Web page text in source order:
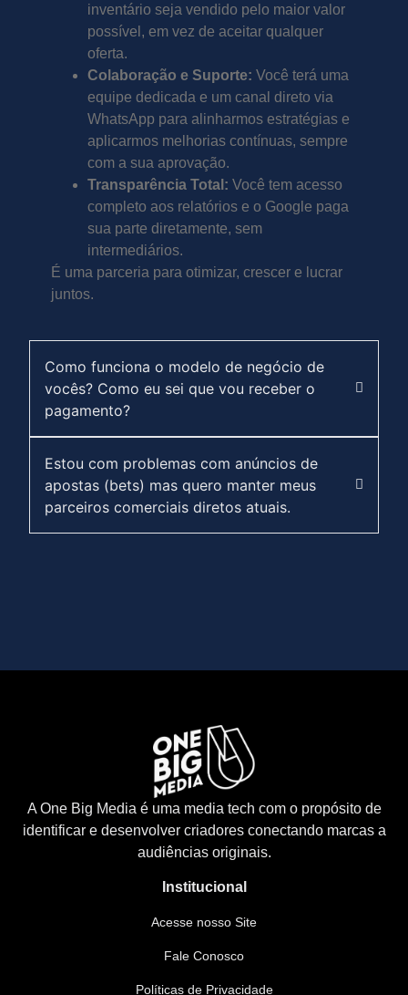
inventário seja vendido pelo maior valor
possível, em vez de aceitar qualquer
oferta.
Colaboração e Suporte: Você terá uma
equipe dedicada e um canal direto via
WhatsApp para alinharmos estratégias e
aplicarmos melhorias contínuas, sempre
com a sua aprovação.
Transparência Total: Você tem acesso
completo aos relatórios e o Google paga
sua parte diretamente, sem
intermediários.
É uma parceria para otimizar, crescer e lucrar
juntos.
Como funciona o modelo de negócio de
vocês? Como eu sei que vou receber o
pagamento?
Estou com problemas com anúncios de
apostas (bets) mas quero manter meus
parceiros comerciais diretos atuais.
A One Big Media é uma media tech com o propósito de
identificar e desenvolver criadores conectando marcas a
audiências originais.
Institucional
Acesse nosso Site
Fale Conosco
Políticas de Privacidade